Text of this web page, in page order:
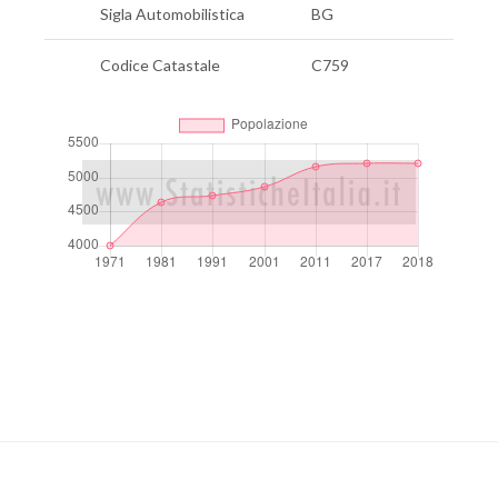
Sigla Automobilistica BG
Codice Catastale C759